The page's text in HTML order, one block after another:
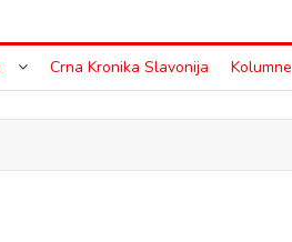
Crna Kronika Slavonija Kolumne